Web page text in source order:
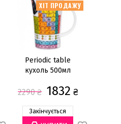
ХІТ ПРОДАЖУ
Periodic table
кухоль 500мл
2290₴ 1832 ₴
Закінчується